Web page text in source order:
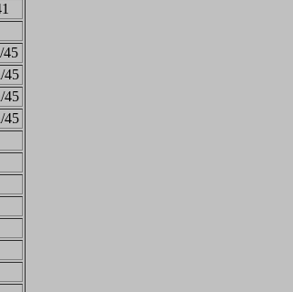
45
45
45
45